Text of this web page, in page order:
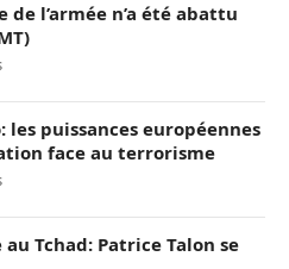
l’armée n’a été abattu
puissances européennes
face au terrorisme
Tchad: Patrice Talon se